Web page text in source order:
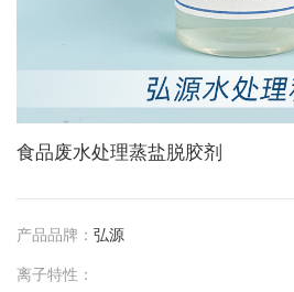
食品废水处理蒸盐脱胶剂
产品品牌： 弘源
离子特性：